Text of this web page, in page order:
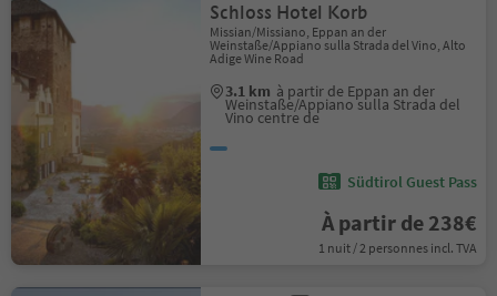
Schloss Hotel Korb
Missian/Missiano, Eppan an der
Weinstaße/Appiano sulla Strada del Vino, Alto
Adige Wine Road
3.1 km à partir de Eppan an der
Weinstaße/Appiano sulla Strada del
Vino centre de
Südtirol Guest Pass
À partir de 238€
1 nuit / 2 personnes incl. TVA